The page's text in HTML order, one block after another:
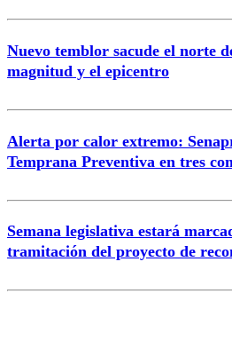
Nuevo temblor sacude el norte
magnitud y el epicentro
Alerta por calor extremo:
Temprana Preventiva en tres
Semana legislativa estará
tramitación del proyecto de